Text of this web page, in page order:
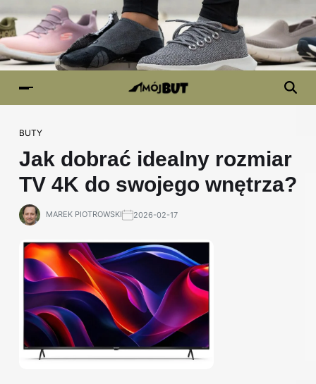
BUTY
Jak dobrać idealny rozmiar
TV 4K do swojego wnętrza?
MAREK PIOTROWSKI 2026-02-17